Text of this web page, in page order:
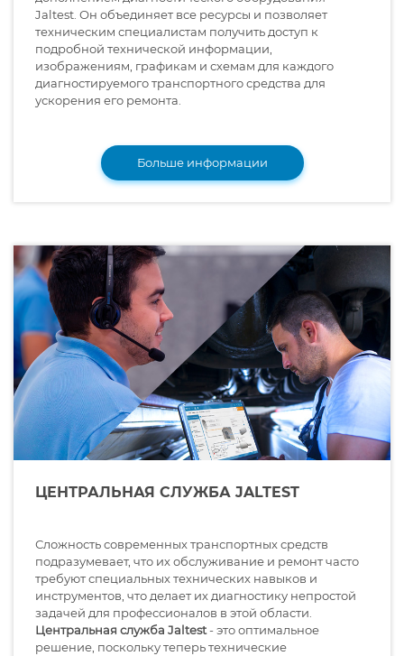
Jaltest. Он объединяет все ресурсы и позволяет
техническим специалистам получить доступ к
подробной технической информации,
изображениям, графикам и схемам для каждого
диагностируемого транспортного средства для
ускорения его ремонта.
Больше информации
ЦЕНТРАЛЬНАЯ СЛУЖБА JALTEST
Сложность современных транспортных средств
подразумевает, что их обслуживание и ремонт часто
требуют специальных технических навыков и
инструментов, что делает их диагностику непростой
задачей для профессионалов в этой области.
Центральная служба Jaltest- это оптимальное
решение, поскольку теперь технические